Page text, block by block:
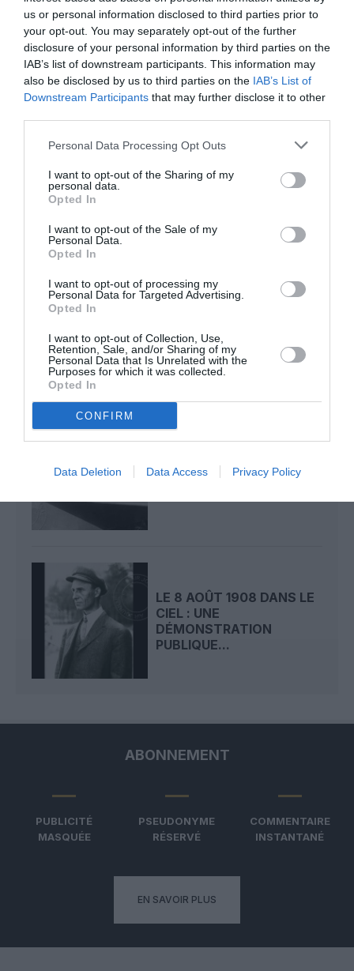
us or personal information disclosed to third parties prior to
your opt-out. You may separately opt-out of the further
disclosure of your personal information by third parties on the
IAB’s list of downstream participants. This information may
also be disclosed by us to third parties on the IAB’s List of
Downstream Participants that may further disclose it to other
Personal Data Processing Opt Outs
I want to opt-out of the Sharing of my
personal data.
Opted In
I want to opt-out of the Sale of my
Personal Data.
Opted In
I want to opt-out of processing my
Personal Data for Targeted Advertising.
Opted In
I want to opt-out of Collection, Use,
Retention, Sale, and/or Sharing of my
Personal Data that Is Unrelated with the
Purposes for which it was collected.
Opted In
CONFIRM
Data Deletion Data Access Privacy Policy
Mamadou DIALLO
a commenté l'article :
44° d’inclinaison lors d’une remise de gaz par Aer
Lingus : l’enquête irlandaise détaille une perte de
histoire de l'aviation
LIRE AUSSI
MANS SAUVE LA...
CIEL : DÉPART DE
LE 8 AOÛT 1908 DANS LE
CIEL : UNE
DÉMONSTRATION
PUBLIQUE...
ABONNEMENT
PUBLICITÉ
MASQUÉE
PSEUDONYME
RÉSERVÉ
COMMENTAIRE
INSTANTANÉ
EN SAVOIR PLUS